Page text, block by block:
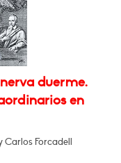
duerme.
en
Carlos Forcadell